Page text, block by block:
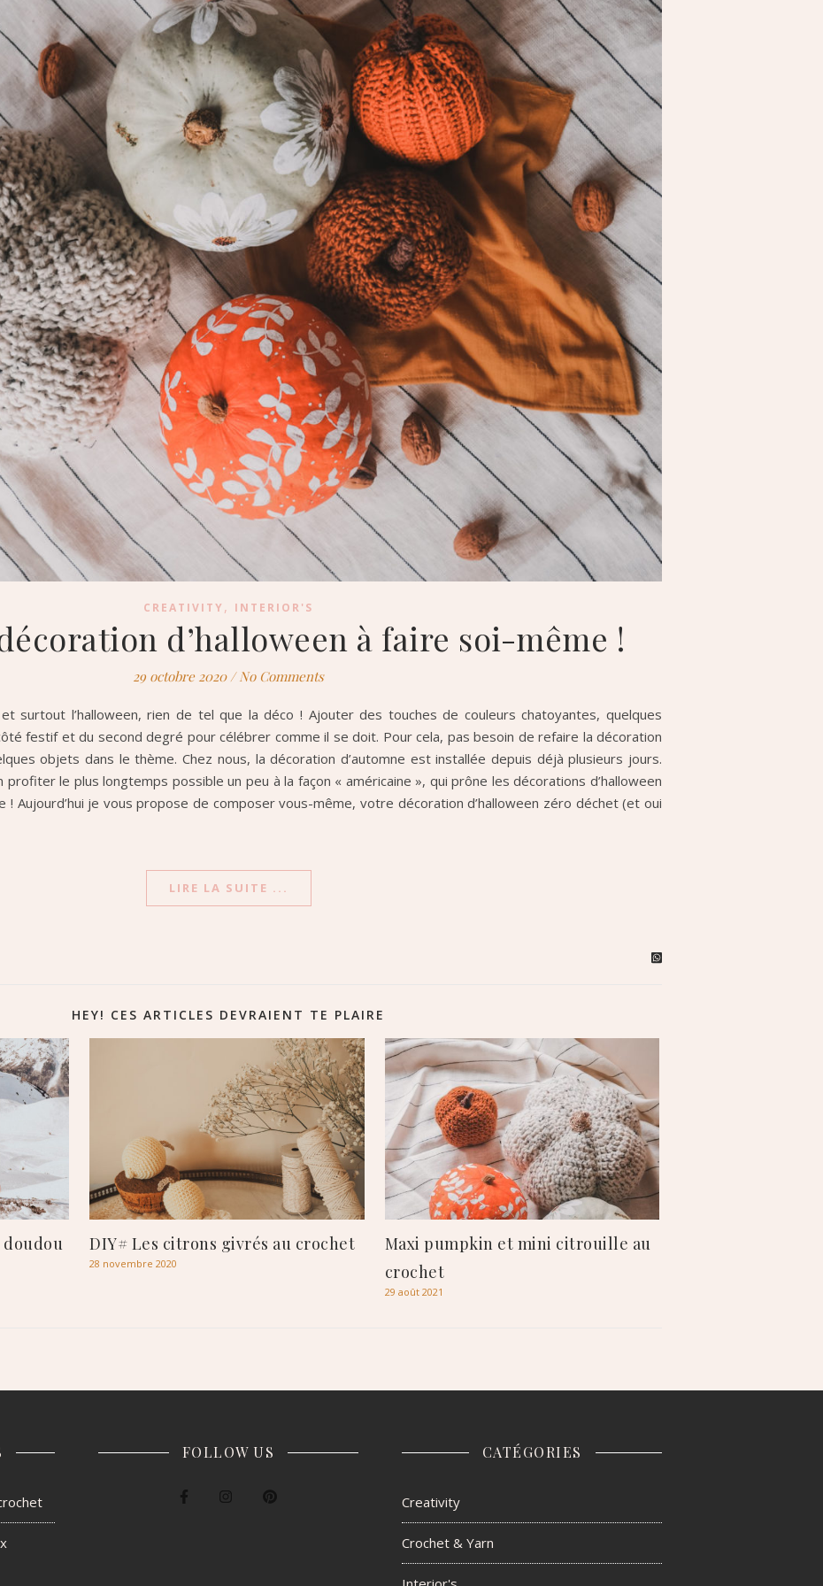
CREATIVITY, INTERIOR'S
d’halloween à faire soi-même !
29 octobre 2020 / No Comments
surtout l’halloween, rien de tel que la déco ! Ajouter des touches de couleurs chatoyantes, quelques
festif et du second degré pour célébrer comme il se doit. Pour cela, pas besoin de refaire la décoration
objets dans le thème. Chez nous, la décoration d’automne est installée depuis déjà plusieurs jours.
profiter le plus longtemps possible un peu à la façon « américaine », qui prône les décorations d’halloween
Aujourd’hui je vous propose de composer vous-même, votre décoration d’halloween zéro déchet (et oui
LIRE LA SUITE ...
HEY! CES ARTICLES DEVRAIENT TE PLAIRE
doudou DIY# Les citrons givrés au crochet
28 novembre 2020
Maxi pumpkin et mini citrouille au
crochet
29 août 2021
FOLLOW US CATÉGORIES
Creativity
Crochet & Yarn